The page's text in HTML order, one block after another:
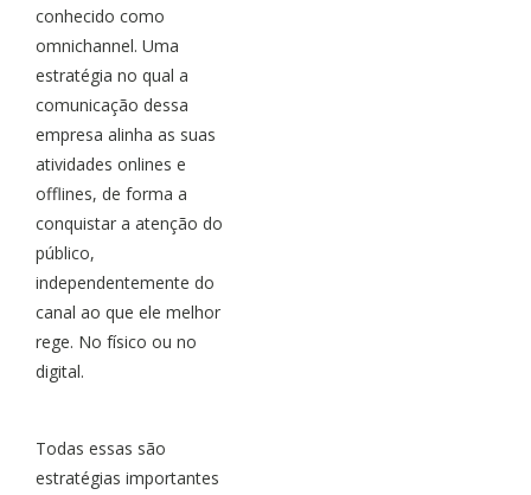
conhecido como
omnichannel. Uma
estratégia no qual a
comunicação dessa
empresa alinha as suas
atividades onlines e
offlines, de forma a
conquistar a atenção do
público,
independentemente do
canal ao que ele melhor
rege. No físico ou no
digital.
Todas essas são
estratégias importantes